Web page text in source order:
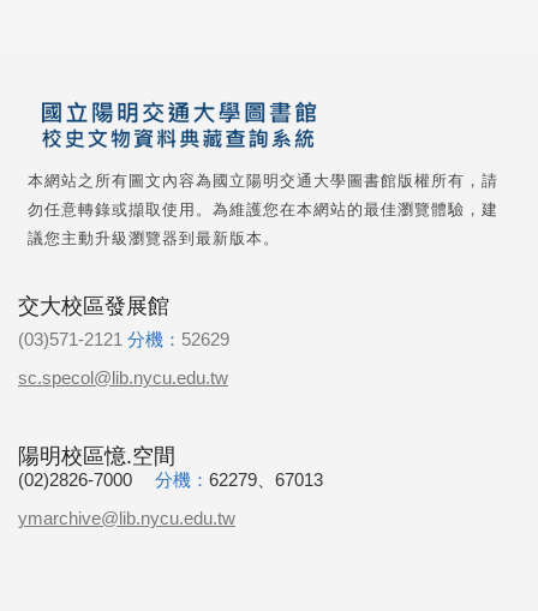
本網站之所有圖文內容為國立陽明交通大學圖書館版權所有，請
勿任意轉錄或擷取使用。為維護您在本網站的最佳瀏覽體驗，建
議您主動升級瀏覽器到最新版本。
交大校區發展館
(03)571-2121 分機： 52629
sc.specol@lib.nycu.edu.tw
陽明校區憶.空間
(02)2826-7000 分機： 62279、67013
ymarchive@lib.nycu.edu.tw